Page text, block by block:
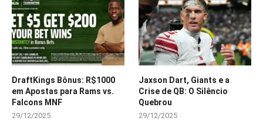
DraftKings Bônus: R$1000
em Apostas para Rams vs.
Falcons MNF
29/12/2025
Jaxson Dart, Giants e a
Crise de QB: O Silêncio
Quebrou
29/12/2025